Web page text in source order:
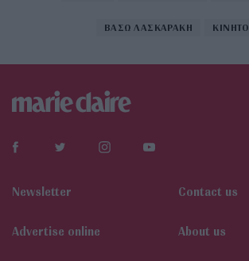
ΒΑΣΩ ΛΑΣΚΑΡΑΚΗ ΚΙΝΗΤΟ
Newsletter Contact us
Αdvertise online About us